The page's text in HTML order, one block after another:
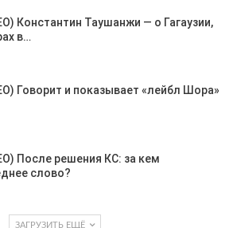
Константин Таушанжи — о Гагаузии,
в…
Говорит и показывает «лейбл Шора»
После решения КС: за кем
слово?
ЗАГРУЗИТЬ ЕЩЁ